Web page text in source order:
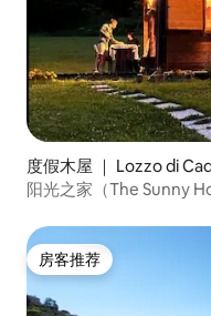
度假木屋 ｜ Lozzo di
阳光之家（The Sunny
房客推荐
房客推荐